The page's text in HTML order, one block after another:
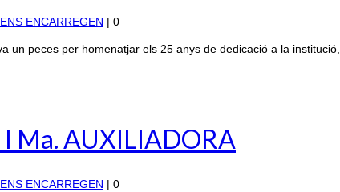
ENCARREGEN | 0
un peces per homenatjar els 25 anys de dedicació a la
Ma. AUXILIADORA
ENCARREGEN | 0